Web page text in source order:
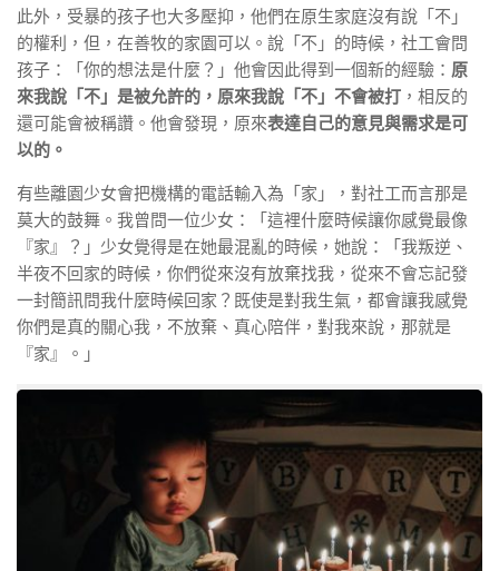
此外，受暴的孩子也大多壓抑，他們在原生家庭沒有說「不」
的權利，但，在善牧的家園可以。說「不」的時候，社工會問
孩子：「你的想法是什麼？」他會因此得到一個新的經驗： 原
來我說「不」是被允許的，原來我說「不」不會被打 ，相反的
還可能會被稱讚。他會發現，原來表達自己的意見與需求是可
以的。
有些離園少女會把機構的電話輸入為「家」，對社工而言那是
莫大的鼓舞。我曾問一位少女：「這裡什麼時候讓你感覺最像
『家』？」少女覺得是在她最混亂的時候，她說：「我叛逆、
半夜不回家的時候，你們從來沒有放棄找我，從來不會忘記發
一封簡訊問我什麼時候回家？既使是對我生氣，都會讓我感覺
你們是真的關心我，不放棄、真心陪伴，對我來說，那就是
『家』。」